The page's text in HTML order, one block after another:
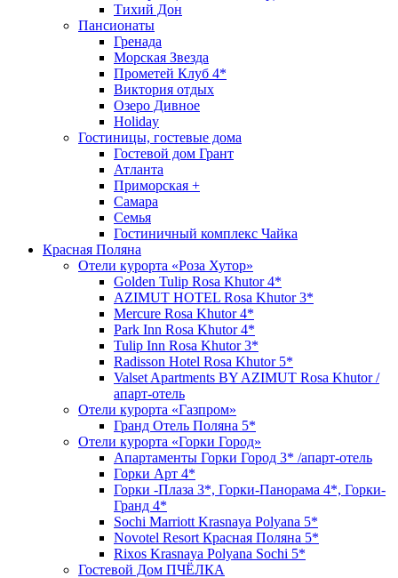
Тихий Дон
Пансионаты
Гренада
Морская Звезда
Прометей Клуб 4*
Виктория отдых
Озеро Дивное
Holiday
Гостиницы, гостевые дома
Гостевой дом Грант
Атланта
Приморская +
Самара
Семья
Гостиничный комплекс Чайка
Красная Поляна
Отели курорта «Роза Хутор»
Golden Tulip Rosa Khutor 4*
AZIMUT HOTEL Rosa Khutor 3*
Mercure Rosa Khutor 4*
Park Inn Rosa Khutor 4*
Tulip Inn Rosa Khutor 3*
Radisson Hotel Rosa Khutor 5*
Valset Apartments BY AZIMUT Rosa Khutor /
апарт-отель
Отели курорта «Газпром»
Гранд Отель Поляна 5*
Отели курорта «Горки Город»
Апартаменты Горки Город 3* /апарт-отель
Горки Арт 4*
Горки -Плаза 3*, Горки-Панорама 4*, Горки-
Гранд 4*
Sochi Marriott Krasnaya Polyana 5*
Novotel Resort Красная Поляна 5*
Rixos Krasnaya Polyana Sochi 5*
Гостевой Дом ПЧЁЛКА